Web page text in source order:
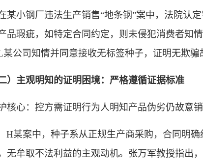
某小钢厂违法生产销售“地条钢”案中，法院认
品瑕疵， 如特定合同约定，则未侵犯消费者知情
某公司知情并同意接收无标签种子，证明无欺骗
二）主观明知的证明困境：严格遵循证据标准
核心：控方需证明行为人明知产品伪劣仍故意
H某案中，种子系从正规生产商采购，合同明
无牟取不法利益的主观动机。 张万军教授指出